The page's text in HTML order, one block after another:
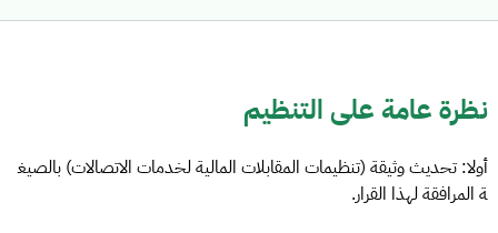
نظرة عامة على التنظيم
أولا: تحديث وثيقة (تنظيمات المقابلات المالية لخدمات الاتصالات) بالصيغ
ة المرافقة لهذا القرار.